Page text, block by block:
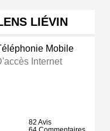
LIÉVIN
Mobile
Internet
82 Avis